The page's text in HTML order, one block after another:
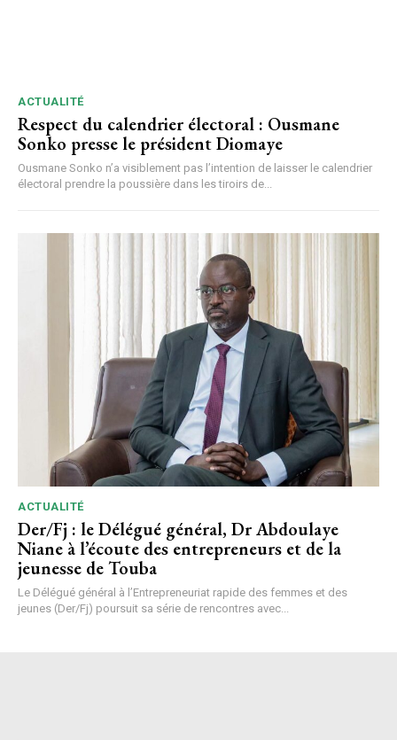
ACTUALITÉ
Respect du calendrier électoral : Ousmane
Sonko presse le président Diomaye
Ousmane Sonko n’a visiblement pas l’intention de laisser le calendrier
électoral prendre la poussière dans les tiroirs de...
ACTUALITÉ
Der/Fj : le Délégué général, Dr Abdoulaye
Niane à l’écoute des entrepreneurs et de la
jeunesse de Touba
Le Délégué général à l’Entrepreneuriat rapide des femmes et des
jeunes (Der/Fj) poursuit sa série de rencontres avec...